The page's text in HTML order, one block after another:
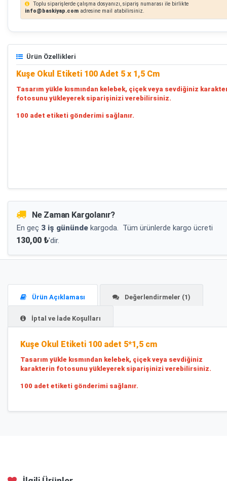
Toplu siparişlerde çalışma dosyanızı, sipariş numarası ile birlikte
info@baskiyap.com adresine mail atabilirsiniz.
Ürün Özellikleri
Kuşe Okul Etiketi 100 Adet 5 x 1,5 Cm
Tasarım yükle kısmından kelebek, çiçek veya sevdiğiniz
fotosunu yükleyerek siparişinizi verebilirsiniz.
100 adet etiketi gönderimi sağlanır.
Ne Zaman Kargolanır?
En geç 3 iş gününde kargoda. Tüm ürünlerde kargo ücreti
130,00 ₺'dir.
Ürün Açıklaması Değerlendirmeler (1)
İptal ve İade Koşulları
Kuşe Okul Etiketi 100 adet 5*1,5 cm
Tasarım yükle kısmından kelebek, çiçek veya sevdiğiniz
karakterin fotosunu yükleyerek siparişinizi verebilirsiniz.
100 adet etiketi gönderimi sağlanır.